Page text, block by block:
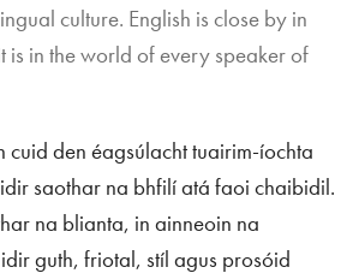
culture. English is close by in
is in the world of every speaker of
den éagsúlacht tuairim-íochta
saothar na bhfilí atá faoi chaibidil.
na blianta, in ainneoin na
guth, friotal, stíl agus prosóid